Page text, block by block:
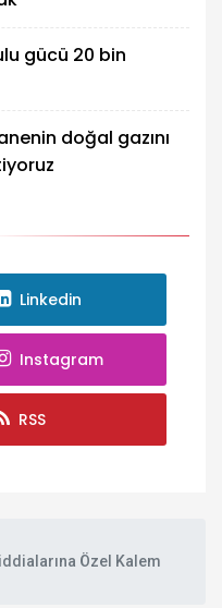
gücü 20 bin
doğal gazını
Linkedin
Instagram
RSS
Özel Kalem